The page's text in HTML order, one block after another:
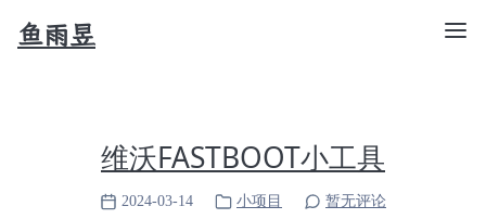
鱼雨昱
维沃FASTBOOT小工具
2024-03-14 小项目 暂无评论